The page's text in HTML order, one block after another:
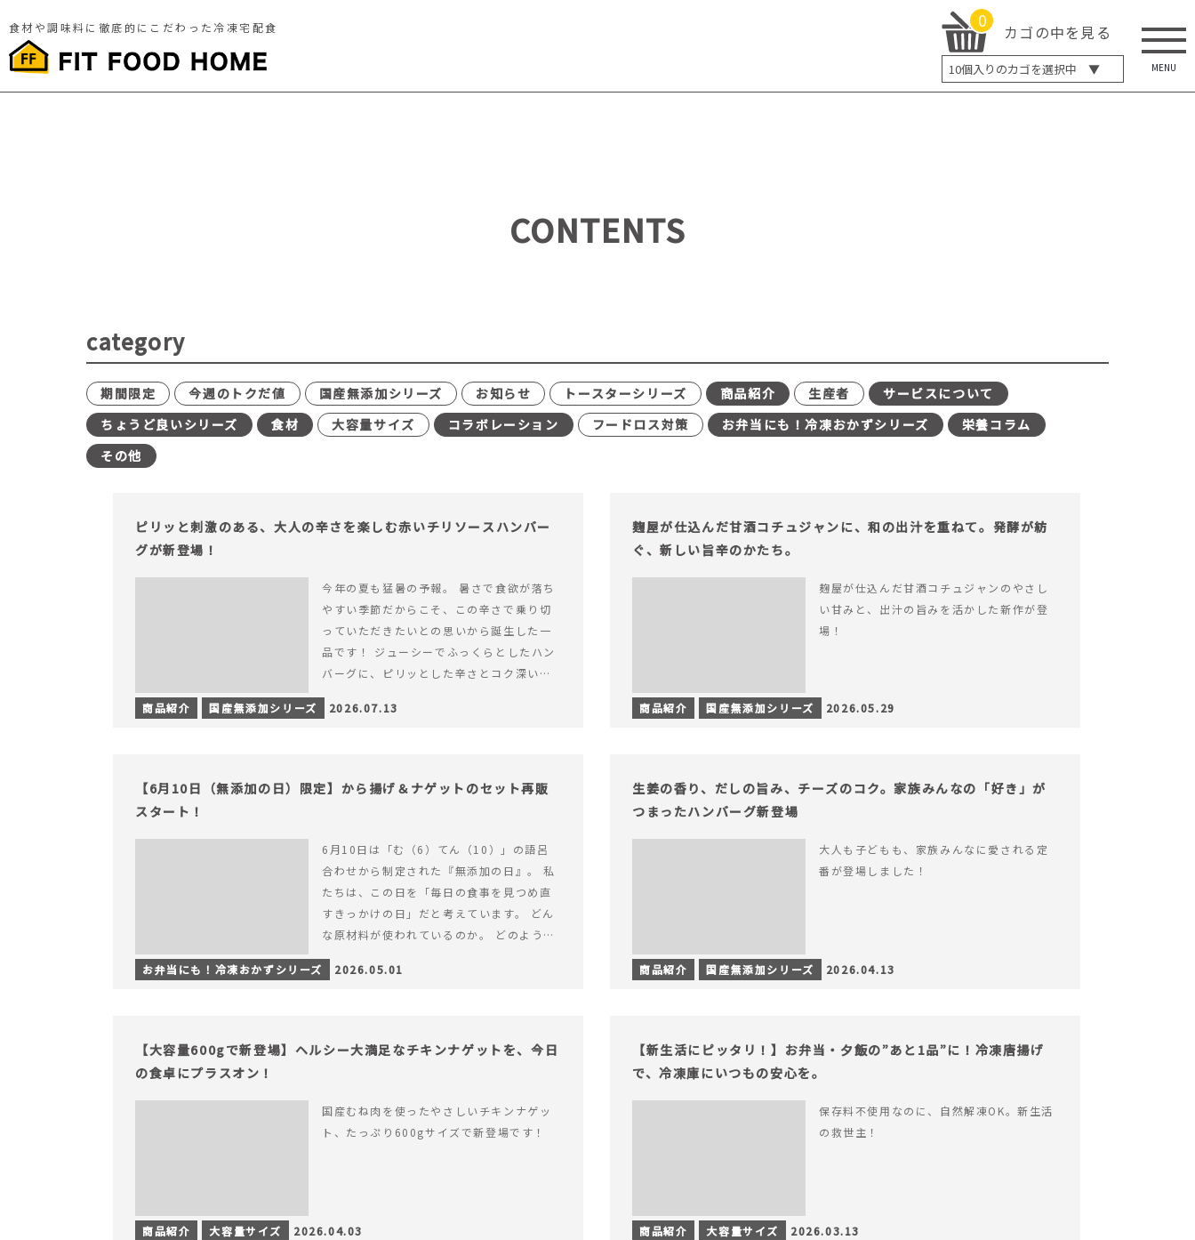
食材や調味料に徹底的にこだわった冷凍宅配食 0
カゴの中を見る
10個入りのカゴを選択中 ▼
5個入り
MENU
CONTENTS
category
期間限定 今週のトクだ値 国産無添加シリーズ お知らせ トースターシリーズ 商品紹介 生産者
サービスについて
ちょうど良いシリーズ
食材 大容量サイズ コラボレーション フードロス対策 お弁当にも！冷凍おかずシリーズ
栄養コラム
その他
ピリッと刺激のある、大人の辛さを楽しむ赤いチリソースハンバー
グが新登場！
今年の夏も猛暑の予報。 暑さで食欲が落ち
やすい季節だからこそ、この辛さで乗り切
っていただきたいとの思いから誕生した一
品です！ ジューシーでふっくらとしたハン
バーグに、ピリッとした辛さとコク深い旨
みが楽しめる特製チリソース&hellip; 続き
を読む ピリッと刺激のある、大人の辛さを
商品紹介 国産無添加シリーズ 2026.07.13
麹屋が仕込んだ甘酒コチュジャンに、和の出汁を重ねて。発酵が紡
ぐ、新しい旨辛のかたち。
麹屋が仕込んだ甘酒コチュジャンのやさし
い甘みと、出汁の旨みを活かした新作が登
場！
商品紹介 国産無添加シリーズ 2026.05.29
【6月10日（無添加の日）限定】から揚げ＆ナゲットのセット再販
スタート！
6月10日は「む（6）てん（10）」の語呂
合わせから制定された『無添加の日』。 私
たちは、この日を「毎日の食事を見つめ直
すきっかけの日」だと考えています。 どん
な原材料が使われているのか。 どのように
つくられているのか。&hellip; 続きを読む
【6月10日（無添加の日）限定】から揚げ
お弁当にも！冷凍おかずシリーズ 2026.05.01
生姜の香り、だしの旨み、チーズのコク。家族みんなの「好き」が
つまったハンバーグ新登場
大人も子どもも、家族みんなに愛される定
番が登場しました！
商品紹介 国産無添加シリーズ 2026.04.13
【大容量600gで新登場】ヘルシー大満足なチキンナゲットを、今日
の食卓にプラスオン！
国産むね肉を使ったやさしいチキンナゲッ
ト、たっぷり600gサイズで新登場です！
商品紹介 大容量サイズ 2026.04.03
【新生活にピッタリ！】お弁当・夕飯の”あと1品”に！冷凍唐揚げ
で、冷凍庫にいつもの安心を。
保存料不使用なのに、自然解凍OK。新生活
の救世主！
商品紹介 大容量サイズ 2026.03.13